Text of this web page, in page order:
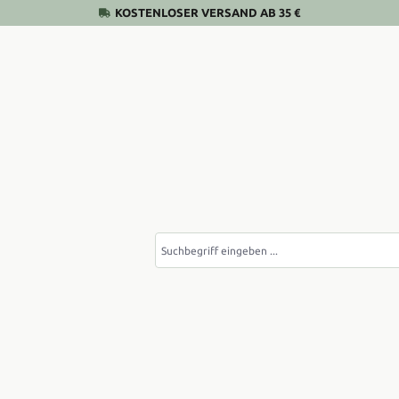
KOSTENLOSER VERSAND AB 35 €